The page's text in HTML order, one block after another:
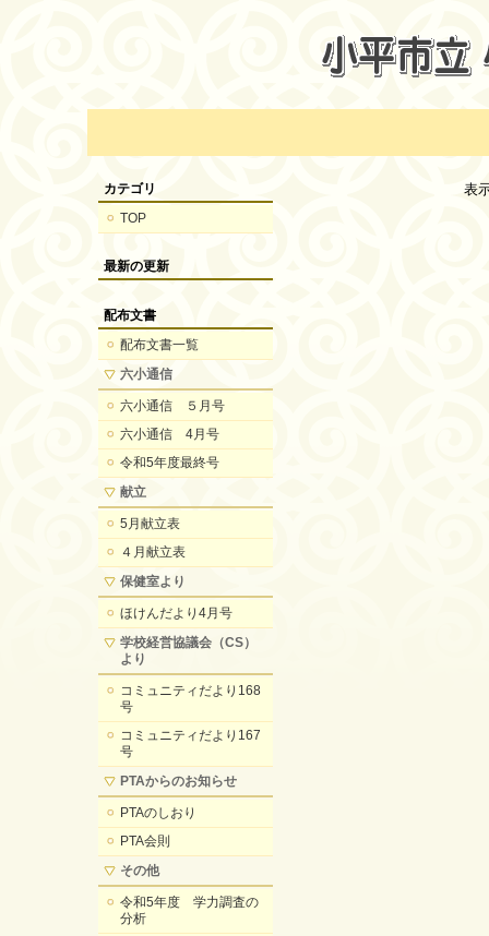
カテゴリ
TOP
最新の更新
配布文書
配布文書一覧
六小通信
六小通信 ５月号
六小通信 4月号
令和5年度最終号
献立
5月献立表
４月献立表
保健室より
ほけんだより4月号
学校経営協議会（CS）
より
コミュニティだより168
号
コミュニティだより167
号
PTAからのお知らせ
PTAのしおり
PTA会則
その他
令和5年度 学力調査の
分析
表